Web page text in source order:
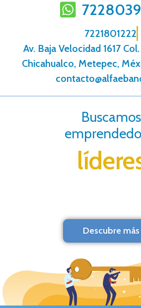
7221801222
Av. Baja Velocidad 1617
Chicahualco, Metepec,
Buscamos
Descubre más